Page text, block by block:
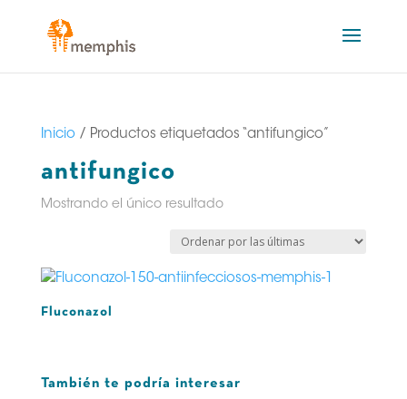
Inicio / Productos etiquetados “antifungico”
antifungico
Mostrando el único resultado
Fluconazol
También te podría interesar